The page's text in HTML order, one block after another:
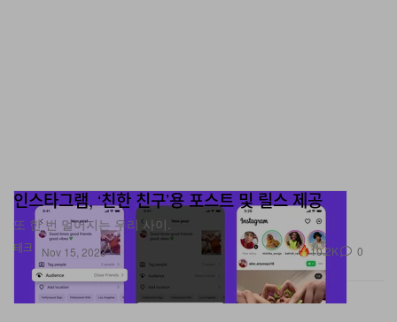
테크
인스타그램, ‘친한 친구’용 포스트 및 릴스 제공
또 한 번 멀어지는 우리 사이.
Nov 15, 2023 10.2K 0